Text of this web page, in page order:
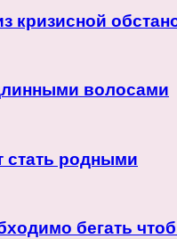
волосами
стать родными
бегать